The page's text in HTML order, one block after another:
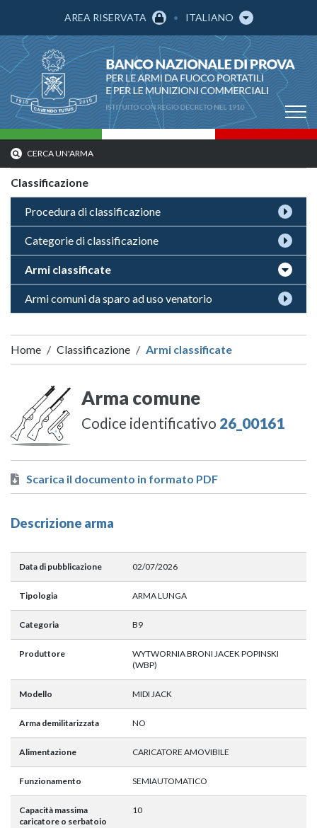
AREA RISERVATA ITALIANO
CERCA UN'ARMA
Classificazione
Procedura di classificazione
Categorie di classificazione
Armi classificate
Armi comuni da sparo ad uso venatorio
Home Classificazione Armi classificate
Arma comune
Codice identificativo 26_00161
Scarica il documento in formato PDF
Descrizione arma
Data di pubblicazione 02/07/2026
Tipologia ARMA LUNGA
Categoria B9
Produttore
WYTWORNIA BRONI JACEK POPINSKI
(WBP)
Modello MIDI JACK
Arma demilitarizzata NO
Alimentazione CARICATORE AMOVIBILE
Funzionamento SEMIAUTOMATICO
Capacità massima
caricatore o serbatoio
10